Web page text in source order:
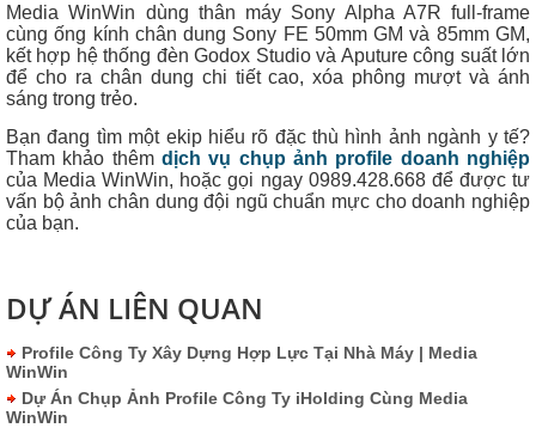
Media WinWin dùng thân máy Sony Alpha A7R full-frame
cùng ống kính chân dung Sony FE 50mm GM và 85mm GM,
kết hợp hệ thống đèn Godox Studio và Aputure công suất lớn
để cho ra chân dung chi tiết cao, xóa phông mượt và ánh
sáng trong trẻo.
Bạn đang tìm một ekip hiểu rõ đặc thù hình ảnh ngành y tế?
Tham khảo thêm dịch vụ chụp ảnh profile doanh nghiệp
của Media WinWin, hoặc gọi ngay 0989.428.668 để được tư
vấn bộ ảnh chân dung đội ngũ chuẩn mực cho doanh nghiệp
của bạn.
DỰ ÁN LIÊN QUAN
Profile Công Ty Xây Dựng Hợp Lực Tại Nhà Máy | Media
WinWin
Dự Án Chụp Ảnh Profile Công Ty iHolding Cùng Media
WinWin